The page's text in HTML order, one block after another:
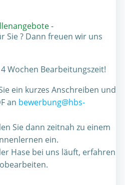
-
Sie ? Dann freuen wir uns
Wochen Bearbeitungszeit!
ein kurzes Anschreiben und
an bewerbung@hbs-
Sie dann zeitnah zu einem
ein.
Hase bei uns läuft, erfahren